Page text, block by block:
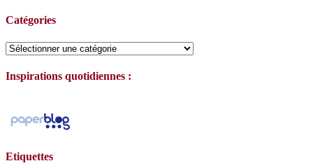
Catégories
Catégories
Inspirations quotidiennes :
Etiquettes